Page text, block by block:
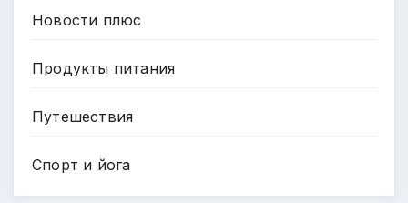
Новости плюс
Продукты питания
Путешествия
Спорт и йога